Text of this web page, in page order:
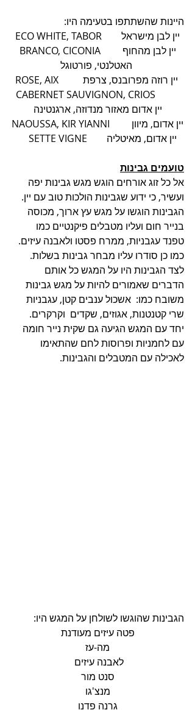
היינות שהשתתפו בטעימה היו:
BRANCO, CICONIA        יין לבן מהחוף
CABERNET SAUVIGNON, CRIOS
יין אדום מאזור מנדוזה, ארגנטינה
NAOUSSA, KIR YIANNI         יין אדום, מיוון
טועמים גבינות
אל כל זוג אורחים הוגש מגש גבינות יפה
ועשיר, כי ידוע שגבינות הולכות טוב עם יין.
הגבינות הוגשו על מגש עץ ארוך, מכוסה
בנייר חום ועליו מטבלים פיקנטיים כמו
טפנד עגבניות, ממרח פסטו ולאבנה עיזים.
כמו כן סודרו עליו מבחר גבינות בשלות.
לצד הגבינות היו על המגש כל אותם
הדברים שאמורים להיות על מגש גבינות
משובח כמו:  אשכול ענבים קטן, עגבניות
שרי קטנטנות, אגוזים, שקדים  וקרקרים.
יחד עם המגש הגיעה גם שקית נייר חומה
עם לחמניות ופרוסות לחם שהתאימו
לאכילה עם המטבלים והגבינות.
הגבינות שהוגשו לשולחן על המגש היו:
פטה עיזים מעודנת
מה-עז
לאבנה עיזים
סנט מור
מנצ'גו
גרנה פדנו